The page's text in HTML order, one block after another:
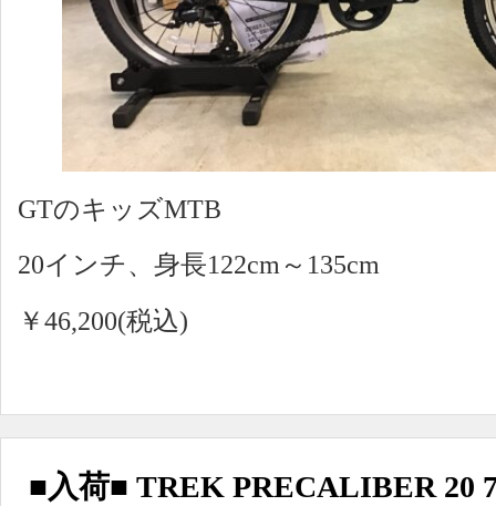
GTのキッズMTB
20インチ、身長122cm～135cm
￥46,200(税込)
■入荷■ TREK PRECALIBER 20